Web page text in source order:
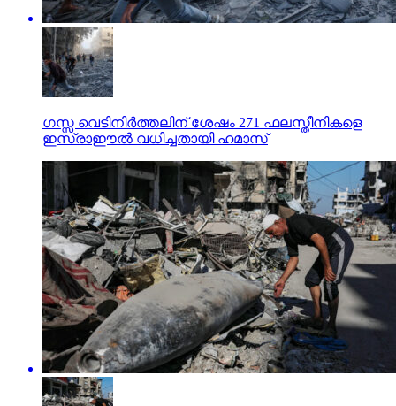
ഗസ്സ വെടിനിര്‍ത്തലിന് ശേഷം 271 ഫലസ്തീനികളെ
ഇസ്രാഈല്‍ വധിച്ചതായി ഹമാസ്